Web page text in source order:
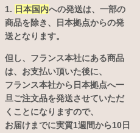
1. 日本国内への発送は、 一部の
商品を除き、日本拠点からの発
送となります。
但し、フランス本社にある商品
は、お支払い頂いた後に、
フランス本社から日本拠点へ一
旦ご注文品を発送させていただ
くことになりますので、
お届けまでに実質1週間から10日